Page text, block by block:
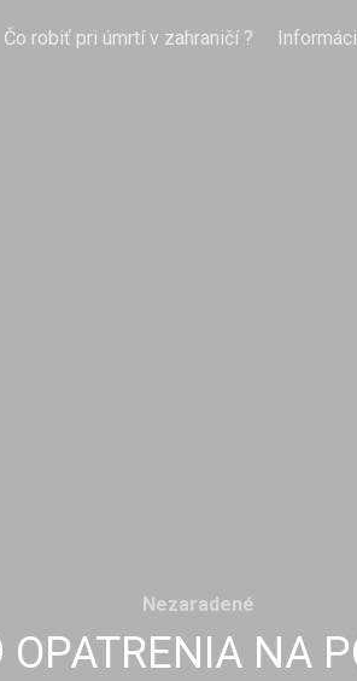
Čo robiť pri úmrtí v zahraničí ?
Nezaradené
OPATRENIA NA